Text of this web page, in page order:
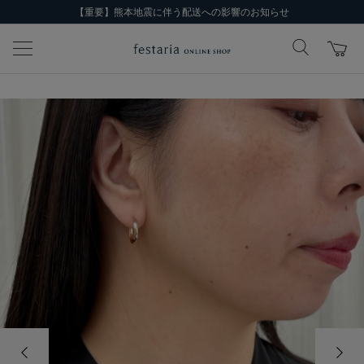
【重要】熊本地震に伴う配送への影響のお知らせ